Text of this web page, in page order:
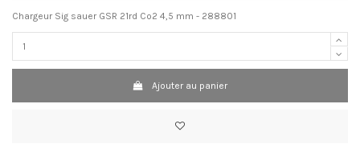
Chargeur Sig sauer GSR 21rd Co2 4,5 mm - 288801
Ajouter au panier